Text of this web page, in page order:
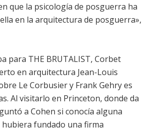
que la psicología de posguerra ha
en la arquitectura de posguerra»,
para THE BRUTALIST, Corbet
en arquitectura Jean-Louis
Le Corbusier y Frank Gehry es
Al visitarlo en Princeton, donde da
a Cohen si conocía alguna
fundado una firma